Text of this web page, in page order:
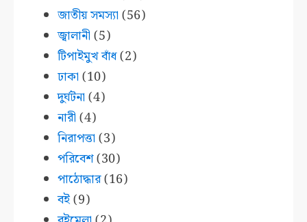
জাতীয় সমস্যা (56)
জ্বালানী (5)
টিপাইমুখ বাঁধ(2)
ঢাকা (10)
দুর্ঘটনা (4)
নারী (4)
নিরাপত্তা (3)
পরিবেশ(30)
পাঠোদ্ধার(16)
বই(9)